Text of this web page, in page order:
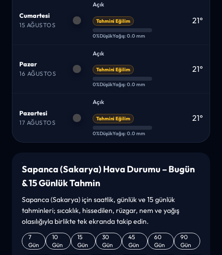
Cumartesi
15 AĞUSTOS
Açık
Tahmini Eğilim
0%DüşükYağış: 0.0 mm
21°
Pazar
16 AĞUSTOS
Açık
Tahmini Eğilim
0%DüşükYağış: 0.0 mm
21°
Pazartesi
17 AĞUSTOS
Açık
Tahmini Eğilim
0%DüşükYağış: 0.0 mm
21°
Sapanca (Sakarya) Hava Durumu – Bugün
& 15 Günlük Tahmin
Sapanca (Sakarya) için saatlik, günlük ve 15 günlük
tahminleri; sıcaklık, hissedilen, rüzgar, nem ve yağış
olasılığıyla birlikte tek ekranda takip edin.
7
Gün
10
Gün
15
Gün
30
Gün
45
Gün
60
Gün
90
Gün